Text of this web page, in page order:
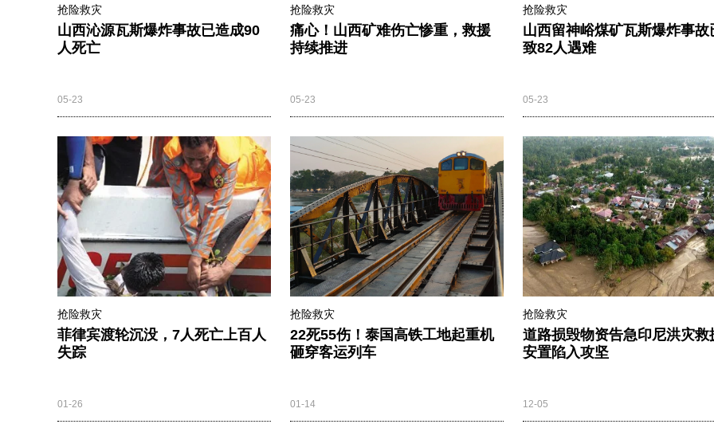
抢险救灾
山西沁源瓦斯爆炸事故已造成90
人死亡
05-23
抢险救灾
痛心！山西矿难伤亡惨重，救援
持续推进
05-23
抢险救灾
山西留神峪煤矿瓦斯爆炸事故
致82人遇难
05-23
抢险救灾
菲律宾渡轮沉没，7人死亡上百人
失踪
01-26
抢险救灾
22死55伤！泰国高铁工地起重机
砸穿客运列车
01-14
抢险救灾
道路损毁物资告急印尼洪灾救
安置陷入攻坚
12-05